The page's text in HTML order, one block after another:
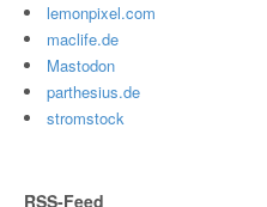
lemonpixel.com
maclife.de
Mastodon
parthesius.de
stromstock
RSS-Feed